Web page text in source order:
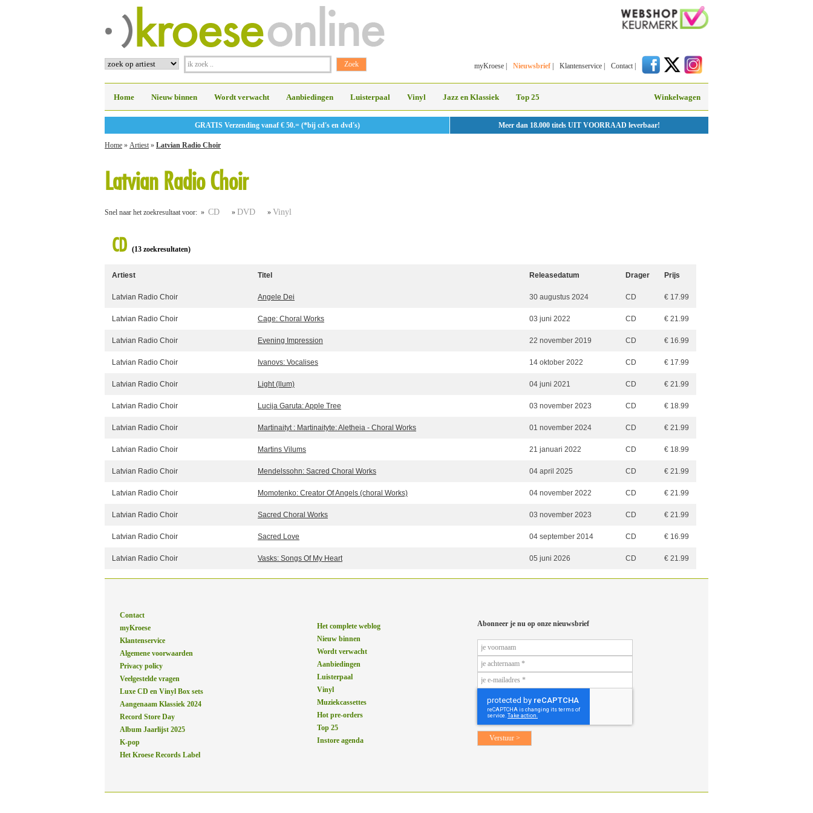
myKroese Nieuwsbrief Klantenservice Contact
Home Nieuw binnen Wordt verwacht Aanbiedingen Luisterpaal Vinyl Jazz en Klassiek Top 25 Winkelwagen
GRATIS Verzending vanaf € 50.= (*bij cd's en dvd's) Meer dan 18.000 titels UIT VOORRAAD leverbaar!
Home » Artiest » Latvian Radio Choir
Latvian Radio Choir
Snel naar het zoekresultaat voor: » CD » DVD » Vinyl
CD (13 zoekresultaten)
Artiest Titel Releasedatum Drager Prijs
Latvian Radio Choir Angele Dei 30 augustus 2024 CD € 17.99
Latvian Radio Choir Cage: Choral Works 03 juni 2022 CD € 21.99
Latvian Radio Choir Evening Impression 22 november 2019 CD € 16.99
Latvian Radio Choir Ivanovs: Vocalises 14 oktober 2022 CD € 17.99
Latvian Radio Choir Light (llum) 04 juni 2021 CD € 21.99
Latvian Radio Choir Lucija Garuta: Apple Tree 03 november 2023 CD € 18.99
Latvian Radio Choir Martinaityt : Martinaityte: Aletheia - Choral Works 01 november 2024 CD € 21.99
Latvian Radio Choir Martins Vilums 21 januari 2022 CD € 18.99
Latvian Radio Choir Mendelssohn: Sacred Choral Works 04 april 2025 CD € 21.99
Latvian Radio Choir Momotenko: Creator Of Angels (choral Works) 04 november 2022 CD € 21.99
Latvian Radio Choir Sacred Choral Works 03 november 2023 CD € 21.99
Latvian Radio Choir Sacred Love 04 september 2014 CD € 16.99
Latvian Radio Choir Vasks: Songs Of My Heart 05 juni 2026 CD € 21.99
Contact
myKroese
Klantenservice
Algemene voorwaarden
Privacy policy
Veelgestelde vragen
Luxe CD en Vinyl Box sets
Aangenaam Klassiek 2024
Record Store Day
Album Jaarlijst 2025
K-pop
Het Kroese Records Label
Het complete weblog
Nieuw binnen
Wordt verwacht
Aanbiedingen
Luisterpaal
Vinyl
Muziekcassettes
Hot pre-orders
Top 25
Instore agenda
Abonneer je nu op onze nieuwsbrief